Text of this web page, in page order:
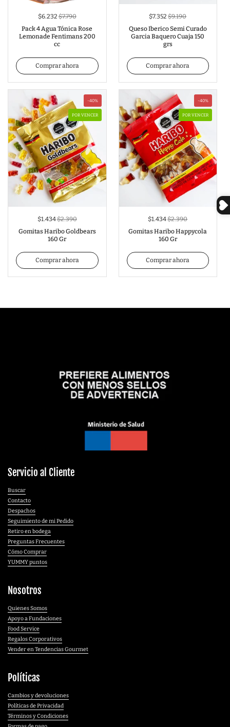
$6.232$7.790
Pack 4 Agua Tónica Rose
Lemonade Fentimans 200
cc
Comprar ahora
$7.352 $9.190
Queso Iberico Semi Curado
Garcia Baquero Cuaja 150
grs
Comprar ahora
$1.434$2.390
Gomitas Haribo Goldbears
160 Gr
Comprar ahora
-40%
POR VENCER
$1.434$2.390
Gomitas Haribo Happycola
160 Gr
Comprar ahora
-40%
POR VENCER
Servicio al Cliente
Buscar
Contacto
Despachos
Seguimiento de mi Pedido
Retiro en bodega
Preguntas Frecuentes
Cómo Comprar
YUMMY puntos
Nosotros
Quienes Somos
Apoyo a Fundaciones
Food Service
Regalos Corporativos
Vender en Tendencias Gourmet
Políticas
Cambios y devoluciones
Políticas de Privacidad
Términos y Condiciones